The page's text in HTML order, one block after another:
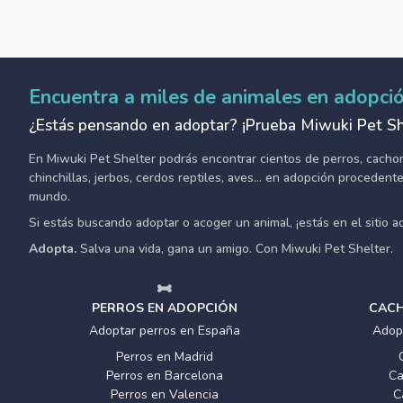
Encuentra a miles de animales en
¿Estás pensando en adoptar? ¡Prueba Miwuki Pet
En Miwuki Pet Shelter podrás encontrar cientos de perros,
chinchillas, jerbos, cerdos reptiles, aves... en adopción
mundo.
Si estás buscando adoptar o acoger un animal, ¡estás en el sitio
Adopta. Salva una vida, gana un amigo. Con Miwuki Pet Shelter.
PERROS EN ADOPCIÓN
Adoptar perros en España
Perros en Madrid
Perros en Barcelona
Perros en Valencia